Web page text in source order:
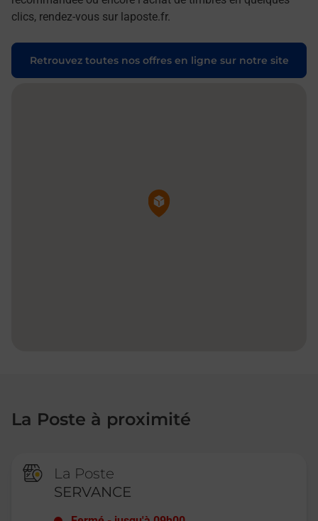
clics, rendez-vous sur laposte.fr.
Retrouvez toutes nos offres en ligne sur notre site
Pin de la carte
La Poste à proximité
La Poste
SERVANCE